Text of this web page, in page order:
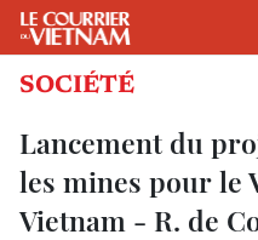
SOCIÉTÉ
Lancement du
les mines pour le
Vietnam - R. de